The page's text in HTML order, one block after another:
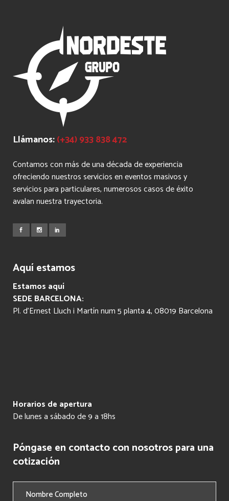
Llámanos:(+34) 933 838 472
Contamos con más de una década de experiencia
ofreciendo nuestros servicios en eventos masivos y
servicios para particulares, numerosos casos de éxito
avalan nuestra trayectoria.
Aquí estamos
Estamos aquí
SEDE BARCELONA:
Pl. d’Ernest Lluch i Martín num 5 planta 4, 08019 Barcelona
Horarios de apertura
De lunes a sábado de 9 a 18hs
Póngase en contacto con nosotros para una
cotización